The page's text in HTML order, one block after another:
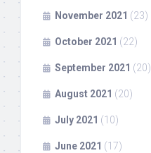
November 2021 (23)
October 2021 (22)
September 2021 (20)
August 2021 (20)
July 2021 (10)
June 2021 (17)